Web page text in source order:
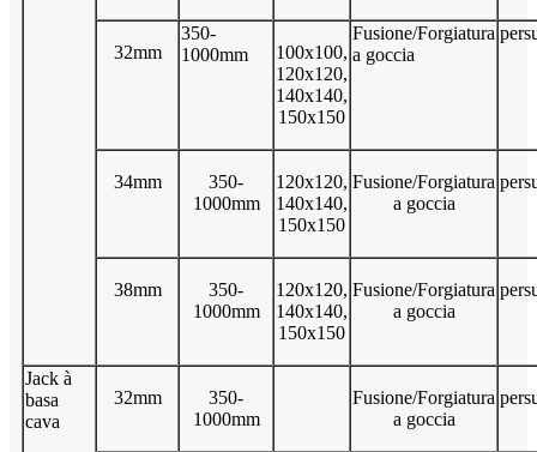
32mm
350-
1000mm
100x100,
120x120,
140x140,
150x150
Fusione/Forgiatura
a goccia
34mm
350-
1000mm
120x120,
140x140,
150x150
Fusione/Forgiatura
a goccia
38mm
350-
1000mm
120x120,
140x140,
150x150
Fusione/Forgiatura
a goccia
Jack à
basa
cava
32mm
350-
1000mm
Fusione/Forgiatura
a goccia